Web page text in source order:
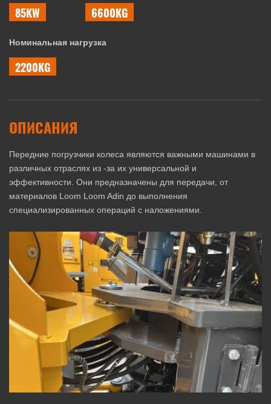
85KW 6600KG
Номинальная нагрузка
2200KG
ОПИСАНИЯ
Передние погрузчики колеса являются важными машинами в
различных отраслях из -за их универсальной и
эффективности. Они предназначены для передачи, от
материалов Loom Loom Adin до выполнения
специализированных операций с наложениями.